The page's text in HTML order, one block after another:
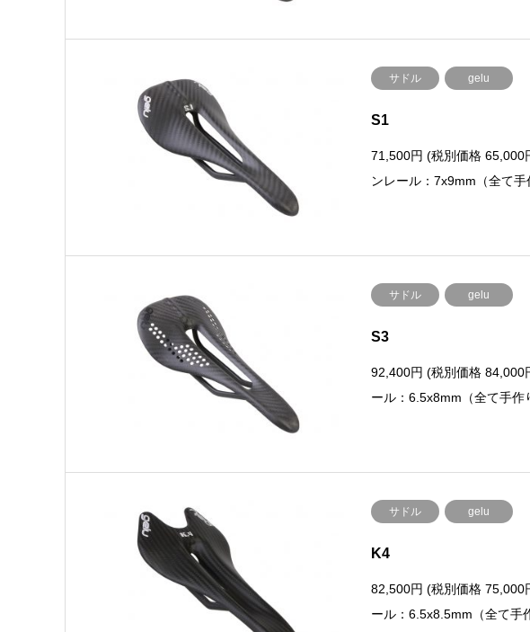
サドル gelu
S1
71,500円 (税別価格 65,000
ンレール：7x9mm（全て
サドル gelu
S3
92,400円 (税別価格 84,000
ール：6.5x8mm（全て手
サドル gelu
K4
82,500円 (税別価格 75,000
ール：6.5x8.5mm（全て